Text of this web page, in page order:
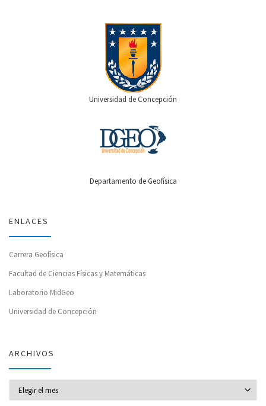
Universidad de Concepción
Departamento de Geofísica
ENLACES
Carrera Geofísica
Facultad de Ciencias Físicas y Matemáticas
Laboratorio MidGeo
Universidad de Concepción
ARCHIVOS